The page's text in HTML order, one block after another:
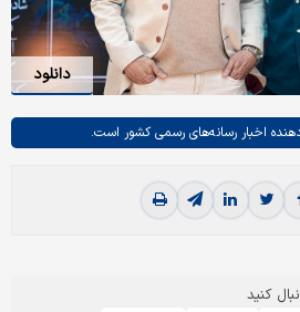
دانلود
اخبار رسانه‌های رسمی کشور است.
کنید